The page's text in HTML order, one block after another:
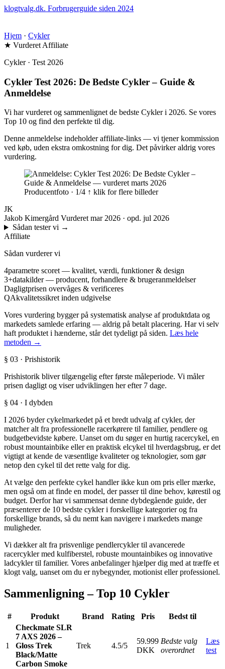
klogtvalg.dk. Forbrugerguide siden 2024
Hjem · Cykler
★ Vurderet Affiliate
Cykler · Test 2026
Cykler Test 2026: De Bedste Cykler – Guide &
Anmeldelse
Vi har vurderet og sammenlignet de bedste Cykler i 2026. Se vores
Top 10 og find den perfekte til dig.
Denne anmeldelse indeholder affiliate-links — vi tjener kommission
ved køb, uden ekstra omkostning for dig. Det påvirker aldrig vores
vurdering.
Producentfoto · 1/4 ↑ klik for flere billeder
JK
Jakob Kimergård Vurderet mar 2026 · opd. jul 2026
Sådan tester vi →
Affiliate
Sådan vurderer vi
4parametre scoret — kvalitet, værdi, funktioner & design
3+datakilder — producent, forhandlere & brugeranmeldelser
Dagligtprisen overvåges & verificeres
QAkvalitetssikret inden udgivelse
Vores vurdering bygger på systematisk analyse af produktdata og
markedets samlede erfaring — aldrig på betalt placering. Har vi selv
haft produktet i hænderne, står det tydeligt på siden. Læs hele
metoden →
§ 03 · Prishistorik
Prishistorik bliver tilgængelig efter første måleperiode. Vi måler
prisen dagligt og viser udviklingen her efter 7 dage.
§ 04 · I dybden
I 2026 byder cykelmarkedet på et bredt udvalg af cykler, der
matcher alt fra professionelle racerkørere til familier, pendlere og
budgetbevidste købere. Uanset om du søger en hurtig racercykel, en
robust mountainbike eller en praktisk elcykel til hverdagsbrug, er det
vigtigt at kende de væsentlige kvaliteter og teknologier, som gør
netop den cykel til det rette valg for dig.
At vælge den perfekte cykel handler ikke kun om pris eller mærke,
men også om at finde en model, der passer til dine behov, kørestil og
budget. Derfor har vi sammensat denne dybdegående guide, der
præsenterer de 10 bedste cykler i forskellige kategorier og fra
forskellige brands, så du nemt kan navigere i markedets mange
muligheder.
Vi dækker alt fra prisvenlige pendlercykler til avancerede
racercykler med kulfiberstel, robuste mountainbikes og innovative
ladcykler til familier. Vores anbefalinger hjælper dig med at træffe et
klogt valg, uanset om du er nybegynder, motionist eller professionel.
Sammenligning – Top 10 Cykler
# Produkt Brand Rating Pris Bedst til
1
Checkmate SLR
7 AXS 2026 –
Gloss Trek
Black/Matte
Carbon Smoke
Trek 4.5/5
59.999
DKK
Bedste valg
overordnet
Læs
test